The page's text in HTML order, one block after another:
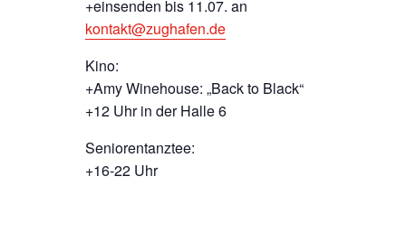
+einsenden bis 11.07. an
kontakt@zughafen.de
Kino:
+Amy Winehouse: „Back to Black“
+12 Uhr in der Halle 6
Seniorentanztee:
+16-22 Uhr